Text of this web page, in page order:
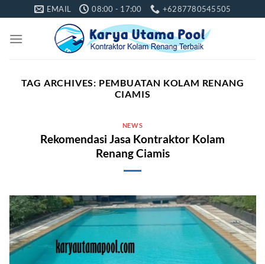
to
content
EMAIL 08:00 - 17:00 +6287780545505
TAG ARCHIVES: PEMBUATAN KOLAM RENANG
CIAMIS
NEWS
Rekomendasi Jasa Kontraktor Kolam
Renang Ciamis